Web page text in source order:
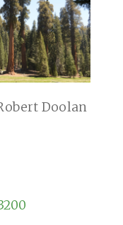
Doolan